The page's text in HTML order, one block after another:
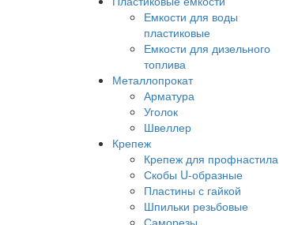
Емкости для воды
пластиковые
Емкости для дизельного
топлива
Металлопрокат
Арматура
Уголок
Швеллер
Крепеж
Крепеж для профнастила
Скобы U-образные
Пластины с гайкой
Шпильки резьбовые